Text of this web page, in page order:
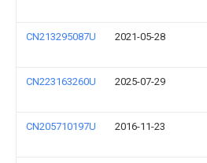
CN213295087U 2021-05-28
CN223163260U 2025-07-29
CN205710197U 2016-11-23